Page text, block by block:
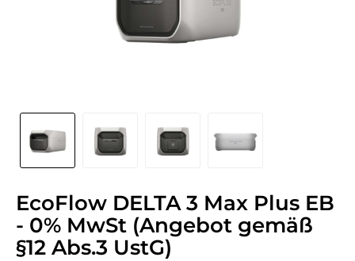
EcoFlow DELTA 3 Max Plus EB
- 0% MwSt (Angebot gemäß
§12 Abs.3 UstG)